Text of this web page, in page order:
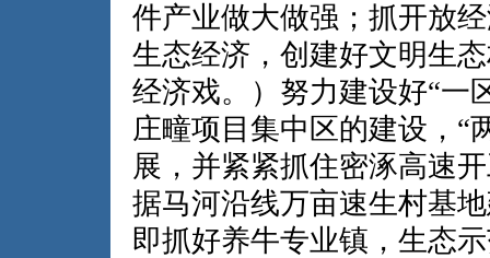
件产业做大做强；抓开放
生态经济，创建好文明生
经济戏。）努力建设好“一
庄疃项目集中区的建设，“
展，并紧紧抓住密涿高速
据马河沿线万亩速生村基
即抓好养牛专业镇，生态